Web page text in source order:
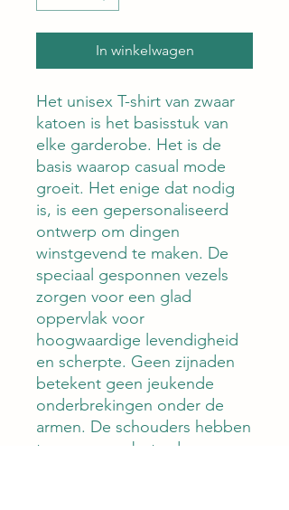
In winkelwagen
Het unisex T-shirt van zwaar
katoen is het basisstuk van
elke garderobe. Het is de
basis waarop casual mode
groeit. Het enige dat nodig
is, is een gepersonaliseerd
ontwerp om dingen
winstgevend te maken. De
speciaal gesponnen vezels
zorgen voor een glad
oppervlak voor
hoogwaardige levendigheid
en scherpte. Geen zijnaden
betekent geen jeukende
onderbrekingen onder de
armen. De schouders hebben
tape voor verbeterde